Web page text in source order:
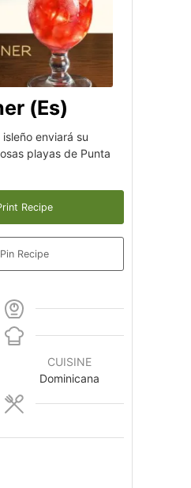
(Es)
enviará su
playas de Punta
Recipe
Pin Recipe
CUISINE
Dominicana